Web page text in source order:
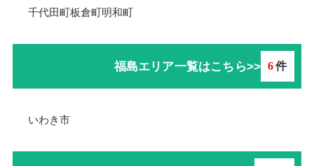
千代田町板倉町明和町
福島エリア一覧はこちら>> 6件
いわき市